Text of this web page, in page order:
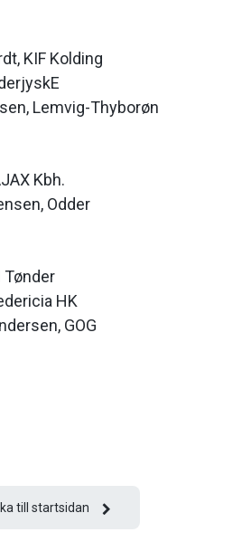
KIF Kolding
Lemvig-Thyborøn
Kbh.
Odder
Tønder
HK
GOG
till startsidan